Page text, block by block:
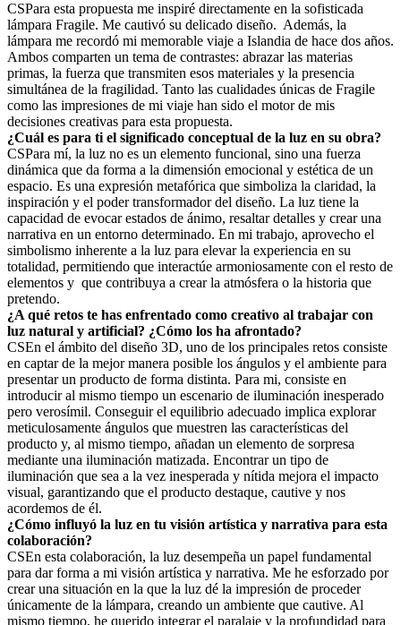
CSPara esta propuesta me inspiré directamente en la sofisticada
lámpara Fragile. Me cautivó su delicado diseño. Además, la
lámpara me recordó mi memorable viaje a Islandia de hace dos años.
Ambos comparten un tema de contrastes: abrazar las materias
primas, la fuerza que transmiten esos materiales y la presencia
simultánea de la fragilidad. Tanto las cualidades únicas de Fragile
como las impresiones de mi viaje han sido el motor de mis
decisiones creativas para esta propuesta.
¿Cuál es para ti el significado conceptual de la luz en su obra?
CSPara mí, la luz no es un elemento funcional, sino una fuerza
dinámica que da forma a la dimensión emocional y estética de un
espacio. Es una expresión metafórica que simboliza la claridad, la
inspiración y el poder transformador del diseño. La luz tiene la
capacidad de evocar estados de ánimo, resaltar detalles y crear una
narrativa en un entorno determinado. En mi trabajo, aprovecho el
simbolismo inherente a la luz para elevar la experiencia en su
totalidad, permitiendo que interactúe armoniosamente con el resto de
elementos y que contribuya a crear la atmósfera o la historia que
pretendo.
¿A qué retos te has enfrentado como creativo al trabajar con
luz natural y artificial? ¿Cómo los ha afrontado?
CSEn el ámbito del diseño 3D, uno de los principales retos consiste
en captar de la mejor manera posible los ángulos y el ambiente para
presentar un producto de forma distinta. Para mi, consiste en
introducir al mismo tiempo un escenario de iluminación inesperado
pero verosímil. Conseguir el equilibrio adecuado implica explorar
meticulosamente ángulos que muestren las características del
producto y, al mismo tiempo, añadan un elemento de sorpresa
mediante una iluminación matizada. Encontrar un tipo de
iluminación que sea a la vez inesperada y nítida mejora el impacto
visual, garantizando que el producto destaque, cautive y nos
acordemos de él.
¿Cómo influyó la luz en tu visión artística y narrativa para esta
colaboración?
CSEn esta colaboración, la luz desempeña un papel fundamental
para dar forma a mi visión artística y narrativa. Me he esforzado por
crear una situación en la que la luz dé la impresión de proceder
únicamente de la lámpara, creando un ambiente que cautive. Al
mismo tiempo, he querido integrar el paralaje y la profundidad para